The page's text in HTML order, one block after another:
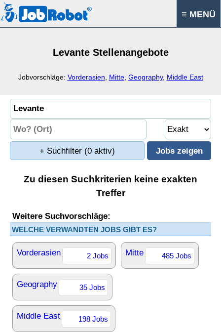
≡ MENÜ
Levante Stellenangebote
Jobvorschläge: Vorderasien Mitte, Geography, Middle East
+ Suchfilter (0 aktiv)
Zu diesen Suchkriterien keine exakten
Treffer
Weitere Suchvorschläge:
WELCHE VERWANDTEN JOBS GIBT ES?
Vorderasien 2 Jobs Mitte 485 Jobs
Geography 35 Jobs
Middle East 198 Jobs